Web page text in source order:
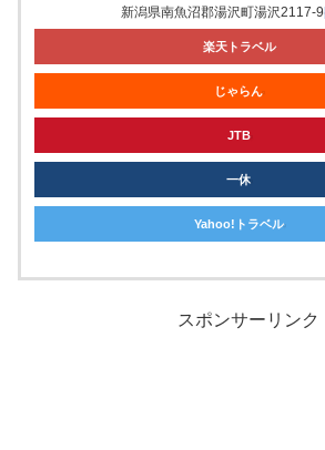
新潟県南魚沼郡湯沢町湯沢2117-9
楽天トラベル
じゃらん
JTB
一休
Yahoo!トラベル
スポンサーリンク